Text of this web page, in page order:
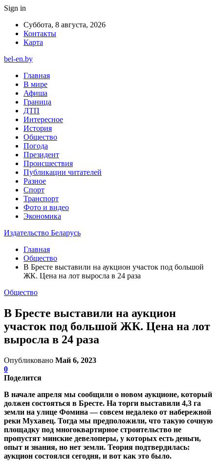
Sign in
Суббота, 8 августа, 2026
Контакты
Карта
bel-en.by
Главная
В мире
Афиша
Граница
ДТП
Интересное
История
Общество
Погода
Президент
Происшествия
Публикации читателей
Разное
Спорт
Транспорт
Фото и видео
Экономика
Издательство Беларусь
Главная
Общество
В Бресте выставили на аукцион участок под большой
ЖК. Цена на лот выросла в 24 раза
Общество
В Бресте выставили на аукцион
участок под большой ЖК. Цена на лот
выросла в 24 раза
Опубликовано Май 6, 2023
0
Поделится
В начале апреля мы сообщили о новом аукционе, который
должен состояться в Бресте. На торги выставили 4,3 га
земли на улице Фомина — совсем недалеко от набережной
реки Мухавец. Тогда мы предположили, что такую сочную
площадку под многоквартирное строительство не
пропустят минские девелоперы, у которых есть деньги,
опыт и знания, но нет земли. Теория подтвердилась:
аукцион состоялся сегодня, и вот как это было.